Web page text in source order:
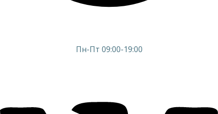
Пн-Пт 09:00-19:00